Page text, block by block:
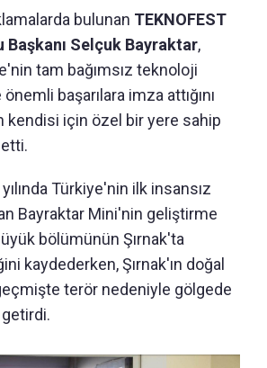
bulunan TEKNOFEST
Başkanı Selçuk Bayraktar,
tam bağımsız teknoloji
başarılara imza attığını
kendisi için özel bir yere sahip
Türkiye'nin ilk insansız
Bayraktar Mini'nin geliştirme
bölümünün Şırnak'ta
kaydederken, Şırnak'ın doğal
terör nedeniyle gölgede
getirdi.